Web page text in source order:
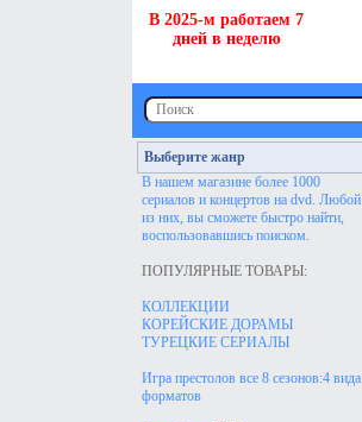
В 2025-м работаем 7
дней в неделю
Выберите жанр
В нашем магазине более 1000
сериалов и концертов на dvd. Любой
из них, вы сможете быстро найти,
воспользовавшись поиском.
ПОПУЛЯРНЫЕ ТОВАРЫ:
КОЛЛЕКЦИИ
КОРЕЙСКИЕ ДОРАМЫ
ТУРЕЦКИЕ СЕРИАЛЫ
Игра престолов все 8 сезонов:4 вида
форматов